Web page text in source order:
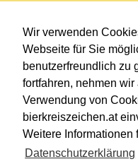
Wir verwenden
Webseite für Sie
benutzerfreundlich zu
fortfahren, nehmen
Verwendung von
bierkreiszeichen.at
Weitere Informationen
Datenschutzerklärung
Sie befinden sich auf
im Pfad:
Erstellt: 2026-08-07
Links
Impressum
Datenschutzerklärung